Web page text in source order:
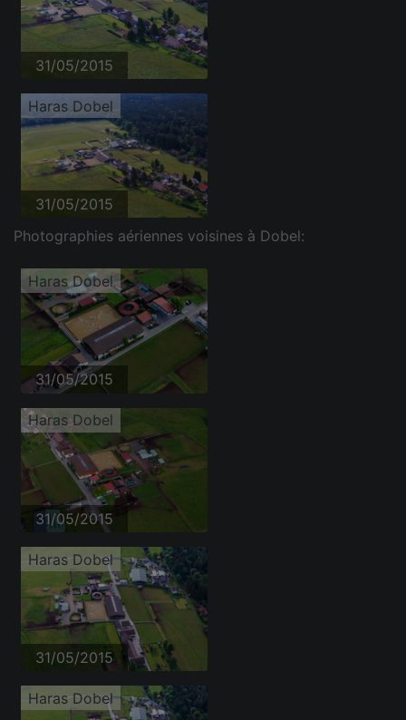
31/05/2015
Haras Dobel
31/05/2015
Photographies aériennes voisines à Dobel:
Haras Dobel
31/05/2015
Haras Dobel
31/05/2015
Haras Dobel
31/05/2015
Haras Dobel